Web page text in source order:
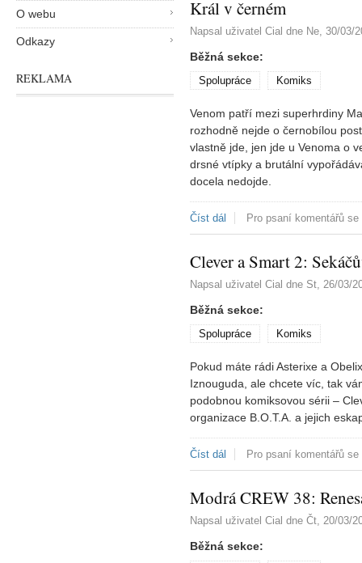
Král v černém
Napsal uživatel Cial dne Ne, 30/03/
Běžná sekce:
Spolupráce Komiks
Venom patří mezi superhrdiny
rozhodně nejde o černobílou
vlastně jde, jen jde u Venoma o
drsné vtípky a brutální
docela nedojde.
Číst dál Král v černém
Pro psaní komentářů se
Clever a Smart 2:
Napsal uživatel Cial dne St, 26/03/
Běžná sekce:
Spolupráce Komiks
Pokud máte rádi Asterixe a
Iznouguda, ale chcete víc, tak
podobnou komiksovou sérii –
organizace B.O.T.A. a jejich
Číst dál Clever a Smart 2: Sekáčův
Pro psaní komentářů se
Modrá CREW 38:
Napsal uživatel Cial dne Čt, 20/03/
Běžná sekce:
O webu
Odkazy
REKLAMA